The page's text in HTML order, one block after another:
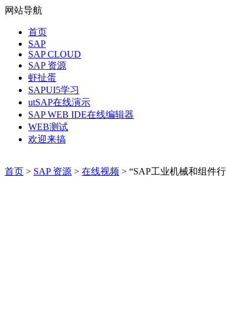
网站导航
首页
SAP
SAP CLOUD
SAP 资源
虾扯蛋
SAPUI5学习
utSAP在线演示
SAP WEB IDE在线编辑器
WEB测试
欢迎来搞
首页 > SAP 资源 > 在线视频 > “SAP工业机械和组件